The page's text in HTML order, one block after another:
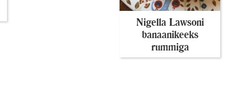
Nigella Lawsoni
banaanikeeks
rummiga